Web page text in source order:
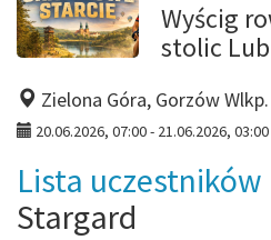
Wyścig
stolic
Zielona Góra, Gorzów Wlkp.
20.06.2026, 07:00 - 21.06.2026, 03:00
Lista uczestników
Stargard